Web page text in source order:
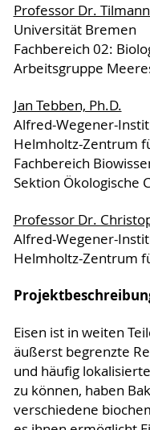
Professor Dr.
Universität Bremen
Fachbereich 02:
Arbeitsgruppe
Jan Tebben, Ph.D.
Alfred-Wegener-
Helmholtz-Zentrum
Fachbereich
Sektion Ökologische
Professor Dr.
Alfred-Wegener-
Helmholtz-Zentrum
Eisen ist in weiten
äußerst begrenzte
und häufig
zu können, haben
verschiedene